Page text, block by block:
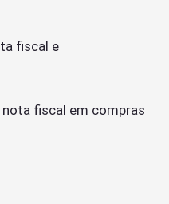
fiscal em compras